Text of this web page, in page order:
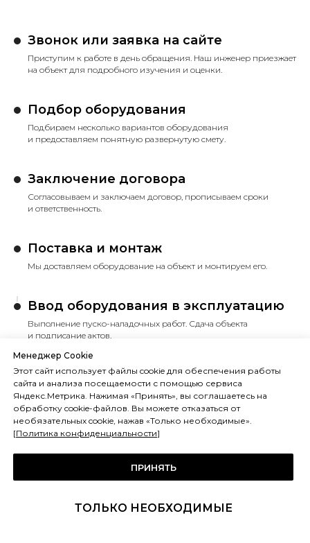
Звонок или заявка на сайте
Приступим к работе в день обращения. Наш инженер приезжает
на объект для подробного изучения и оценки.
Подбор оборудования
Подбираем несколько вариантов оборудования
и предоставляем понятную развернутую смету.
Заключение договора
Согласовываем и заключаем договор, прописываем сроки
и ответственность.
Поставка и монтаж
Мы доставляем оборудование на объект и монтируем его.
Ввод оборудования в эксплуатацию
Выполнение пуско-наладочных работ. Сдача объекта
и подписание актов.
Зоны сервисного
обслуживания, монтажа
и срочного ремонта по
Менеджер Cookie
Этот сайт использует файлы cookie для обеспечения работы
сайта и анализа посещаемости с помощью сервиса
Яндекс.Метрика. Нажимая «Принять», вы соглашаетесь на
обработку cookie-файлов. Вы можете отказаться от
необязательных cookie, нажав «Только необходимые».
[Политика конфиденциальности]
ПРИНЯТЬ
ТОЛЬКО НЕОБХОДИМЫЕ